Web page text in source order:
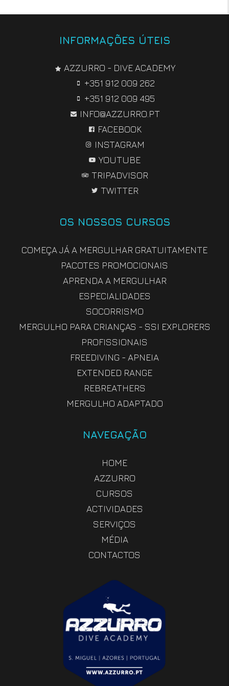
NAVEGAÇÃO
HOME
AZZURRO
CURSOS
ACTIVIDADES
SERVIÇOS
MÉDIA
CONTACTOS
OS NOSSOS CURSOS
COMEÇA JÁ A MERGULHAR GRATUITAMENTE
PACOTES PROMOCIONAIS
APRENDA A MERGULHAR
ESPECIALIDADES
SOCORRISMO
MERGULHO PARA CRIANÇAS - SSI EXPLORERS
PROFISSIONAIS
FREEDIVING - APNEIA
EXTENDED RANGE
REBREATHERS
MERGULHO ADAPTADO
INFORMAÇÕES ÚTEIS
AZZURRO - DIVE ACADEMY
+351 912 009 262
+351 912 009 495
INFO@AZZURRO.PT
FACEBOOK
INSTAGRAM
YOUTUBE
TRIPADVISOR
TWITTER